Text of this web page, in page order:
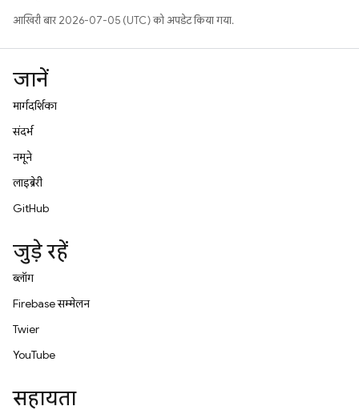
आखिरी बार 2026-07-05 (UTC) को अपडेट किया गया.
जानें
मार्गदर्शिका
संदर्भ
नमूने
लाइब्रेरी
GitHub
जुड़े रहें
ब्लॉग
Firebase सम्मेलन
Twitter
YouTube
सहायता